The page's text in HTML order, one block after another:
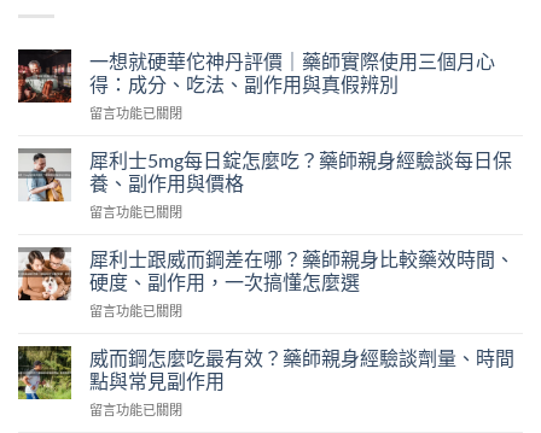
一想就硬華佗神丹評價｜藥師實際使用三個月心
得：成分、吃法、副作用與真假辨別
在
想
就
硬
華
神
丹
評
價
藥
師
際
留言功能已關閉
犀利士5mg每日錠怎麼吃？藥師親身經驗談每日保
養、副作用與價格
在
利
士
5mg
每
錠
怎
麼
吃？
留言功能已關閉
犀利士跟威而鋼差在哪？藥師親身比較藥效時間、
硬度、副作用，一次搞懂怎麼選
在
利
士
跟
威
留言功能已關閉
威而鋼怎麼吃最有效？藥師親身經驗談劑量、時間
點與常見副作用
在
留言功能已關閉